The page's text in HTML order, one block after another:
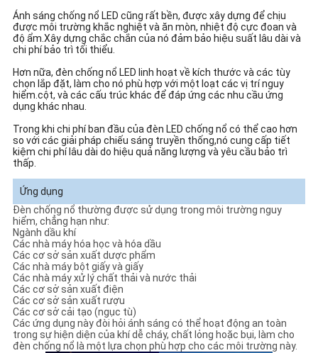
Ánh sáng chống nổ LED cũng rất bền, được xây dựng để chịu
được môi trường khắc nghiệt và ăn mòn, nhiệt độ cực đoan và
độ ẩm.Xây dựng chắc chắn của nó đảm bảo hiệu suất lâu dài và
chi phí bảo trì tối thiểu.
Hơn nữa, đèn chống nổ LED linh hoạt về kích thước và các tùy
chọn lắp đặt, làm cho nó phù hợp với một loạt các vị trí nguy
hiểm.cột, và các cấu trúc khác để đáp ứng các nhu cầu ứng
dụng khác nhau.
Trong khi chi phí ban đầu của đèn LED chống nổ có thể cao hơn
so với các giải pháp chiếu sáng truyền thống,nó cung cấp tiết
kiệm chi phí lâu dài do hiệu quả năng lượng và yêu cầu bảo trì
thấp.
Ứng dụng
Đèn chống nổ thường được sử dụng trong môi trường nguy
hiểm, chẳng hạn như:
Ngành dầu khí
Các nhà máy hóa học và hóa dầu
Các cơ sở sản xuất dược phẩm
Các nhà máy bột giấy và giấy
Các nhà máy xử lý chất thải và nước thải
Các cơ sở sản xuất điện
Các cơ sở sản xuất rượu
Các cơ sở cải tạo (ngục tù)
Các ứng dụng này đòi hỏi ánh sáng có thể hoạt động an toàn
trong sự hiện diện của khí dễ cháy, chất lỏng hoặc bụi, làm cho
đèn chống nổ là một lựa chọn phù hợp cho các môi trường này.